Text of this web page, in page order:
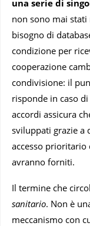
una serie di
non sono mai
bisogno di
condizione per
cooperazione
condivisione: il
risponde in caso
accordi assicura
sviluppati grazie a
accesso prioritario
avranno forniti.
Il termine che
sanitario. Non è
meccanismo con